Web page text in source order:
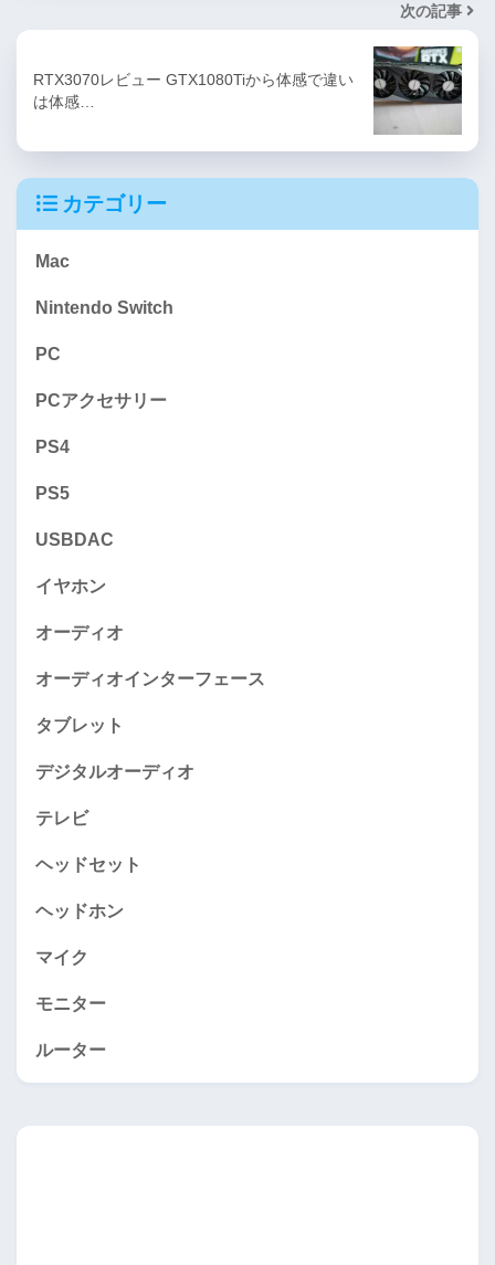
次の記事
RTX3070レビュー GTX1080Tiから体感で違い
は体感…
カテゴリー
Mac
Nintendo Switch
PC
PCアクセサリー
PS4
PS5
USBDAC
イヤホン
オーディオ
オーディオインターフェース
タブレット
デジタルオーディオ
テレビ
ヘッドセット
ヘッドホン
マイク
モニター
ルーター